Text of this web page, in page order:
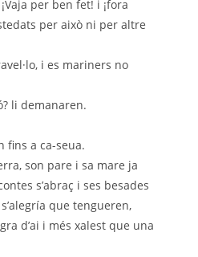
per ben fet! i ¡fora
per això ni per altre
i es mariners no
li demanaren.
fins a ca-seua.
son pare i sa mare ja
s’abraç i ses besades
que tengueren,
d’ai i més xalest que una